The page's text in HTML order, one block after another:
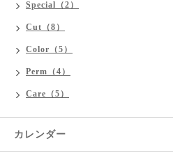
Special（2）
Cut（8）
Color（5）
Perm（4）
Care（5）
カレンダー